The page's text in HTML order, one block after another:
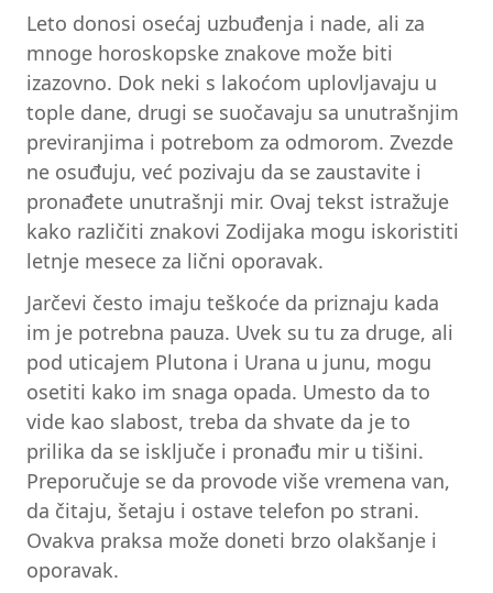
Leto donosi osećaj uzbuđenja i nade, ali za
mnoge horoskopske znakove može biti
izazovno. Dok neki s lakoćom uplovljavaju u
tople dane, drugi se suočavaju sa unutrašnjim
previranjima i potrebom za odmorom. Zvezde
ne osuđuju, već pozivaju da se zaustavite i
pronađete unutrašnji mir. Ovaj tekst istražuje
kako različiti znakovi Zodijaka mogu iskoristiti
letnje mesece za lični oporavak.
Jarčevi često imaju teškoće da priznaju kada
im je potrebna pauza. Uvek su tu za druge, ali
pod uticajem Plutona i Urana u junu, mogu
osetiti kako im snaga opada. Umesto da to
vide kao slabost, treba da shvate da je to
prilika da se isključe i pronađu mir u tišini.
Preporučuje se da provode više vremena van,
da čitaju, šetaju i ostave telefon po strani.
Ovakva praksa može doneti brzo olakšanje i
oporavak.